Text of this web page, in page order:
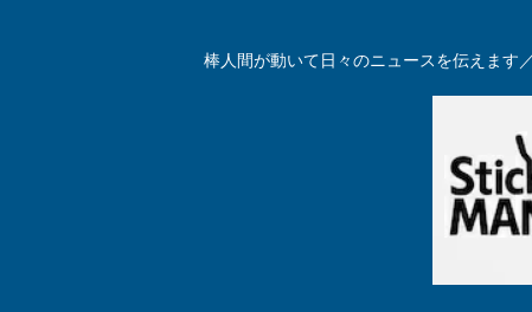
棒人間が動いて日々のニュースを伝えま